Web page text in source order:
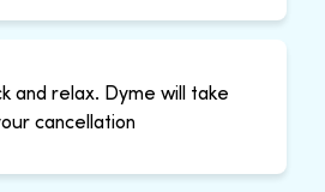
and relax. Dyme will take
cancellation